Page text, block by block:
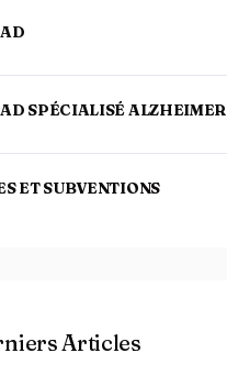
SPÉCIALISÉ ALZHEIMER
ET SUBVENTIONS
Articles